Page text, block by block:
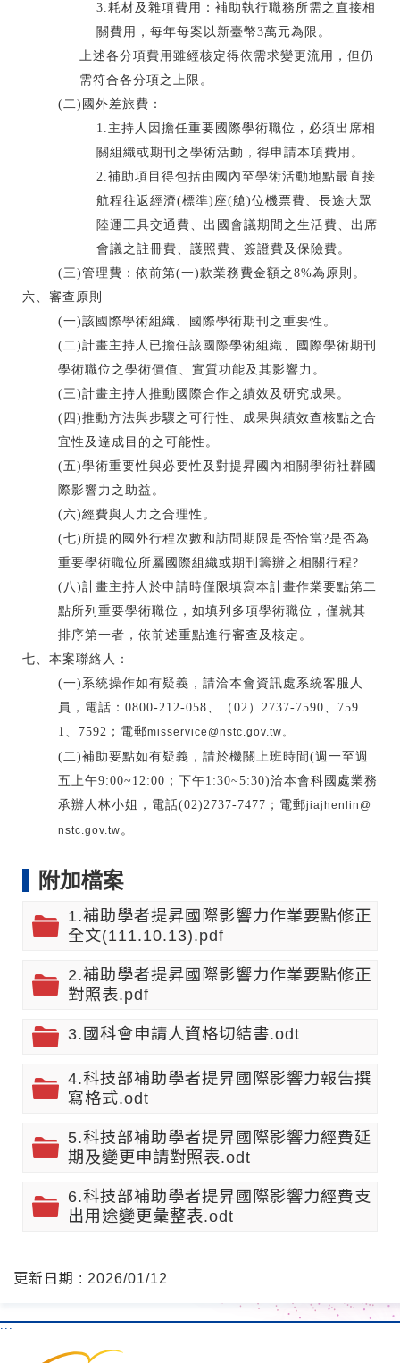
3.耗材及雜項費用：補助執行職務所需之直接相
關費用，每年每案以新臺幣3萬元為限。
上述各分項費用雖經核定得依需求變更流用，但仍
需符合各分項之上限。
(二)國外差旅費：
1.主持人因擔任重要國際學術職位，必須出席相
關組織或期刊之學術活動，得申請本項費用。
2.補助項目得包括由國內至學術活動地點最直接
航程往返經濟(標準)座(艙)位機票費、長途大眾
陸運工具交通費、出國會議期間之生活費、出席
會議之註冊費、護照費、簽證費及保險費。
(三)管理費：依前第(一)款業務費金額之8%為原則。
六、審查原則
(一)該國際學術組織、國際學術期刊之重要性。
(二)計畫主持人已擔任該國際學術組織、國際學術期刊
學術職位之學術價值、實質功能及其影響力。
(三)計畫主持人推動國際合作之績效及研究成果。
(四)推動方法與步驟之可行性、成果與績效查核點之合
宜性及達成目的之可能性。
(五)學術重要性與必要性及對提昇國內相關學術社群國
際影響力之助益。
(六)經費與人力之合理性。
(七)所提的國外行程次數和訪問期限是否恰當?是否為
重要學術職位所屬國際組織或期刊籌辦之相關行程?
(八)計畫主持人於申請時僅限填寫本計畫作業要點第二
點所列重要學術職位，如填列多項學術職位，僅就其
排序第一者，依前述重點進行審查及核定。
七、本案聯絡人：
(一)系統操作如有疑義 ，請洽本會資訊處系統客服人
員，電話：0800-212-058、（02）2737-7590、759
1、7592；電郵misservice@nstc.gov.tw。
(二)補助要點如有疑義，請於機關上班時間(週一至週
五上午9:00~12:00；下午1:30~5:30)洽本會科國處業務
承辦人林小姐，電話(02)2737-7477；電郵jiajhenlin@
nstc.gov.tw。
附加檔案
1.補助學者提昇國際影響力作業要點修正
全文(111.10.13).pdf
2.補助學者提昇國際影響力作業要點修正
對照表.pdf
3.國科會申請人資格切結書.odt
4.科技部補助學者提昇國際影響力報告撰
寫格式.odt
5.科技部補助學者提昇國際影響力經費延
期及變更申請對照表.odt
6.科技部補助學者提昇國際影響力經費支
出用途變更彙整表.odt
更新日期 : 2026/01/12
:::